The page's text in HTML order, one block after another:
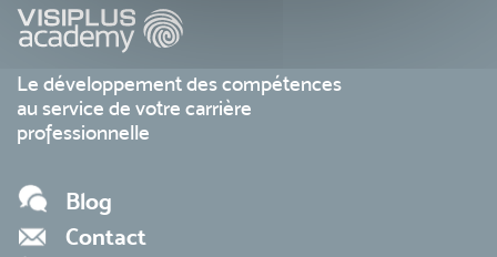
Le développement des compétences
au service de votre carrière
professionnelle
Blog
Contact